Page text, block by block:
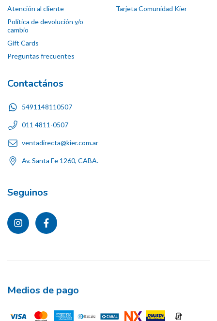
Atención al cliente
Política de devolución y/o
cambio
Gift Cards
Preguntas frecuentes
Tarjeta Comunidad Kier
Contactános
5491148110507
011 4811-0507
ventadirecta@kier.com.ar
Av. Santa Fe 1260, CABA.
Seguinos
Medios de pago